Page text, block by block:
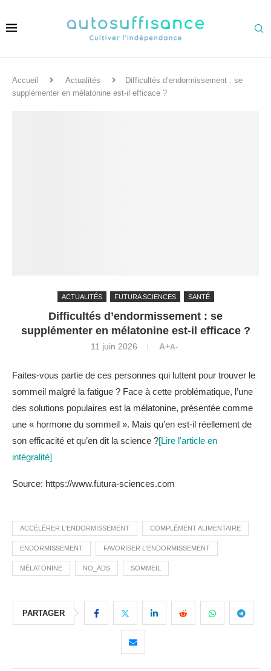
Accueil Actualités
Difficultés d’endormissement : se
supplémenter en mélatonine est-il efficace ?
ACTUALITÉS FUTURA SCIENCES SANTÉ
Difficultés d’endormissement : se
supplémenter en mélatonine est-il efficace ?
11 juin 2026 A+A-
Faites-vous partie de ces personnes qui luttent pour trouver le
sommeil malgré la fatigue ? Face à cette problématique, l’une
des solutions populaires est la mélatonine, présentée comme
une « hormone du sommeil ». Mais qu’en est-il réellement de
son efficacité et qu’en dit la science ?[Lire l'article en
intégralité]
Source: https://www.futura-sciences.com
ACCÉLÉRER L'ENDORMISSEMENT COMPLÉMENT ALIMENTAIRE
ENDORMISSEMENT FAVORISER L'ENDORMISSEMENT
MÉLATONINE NO_ADS SOMMEIL
PARTAGER